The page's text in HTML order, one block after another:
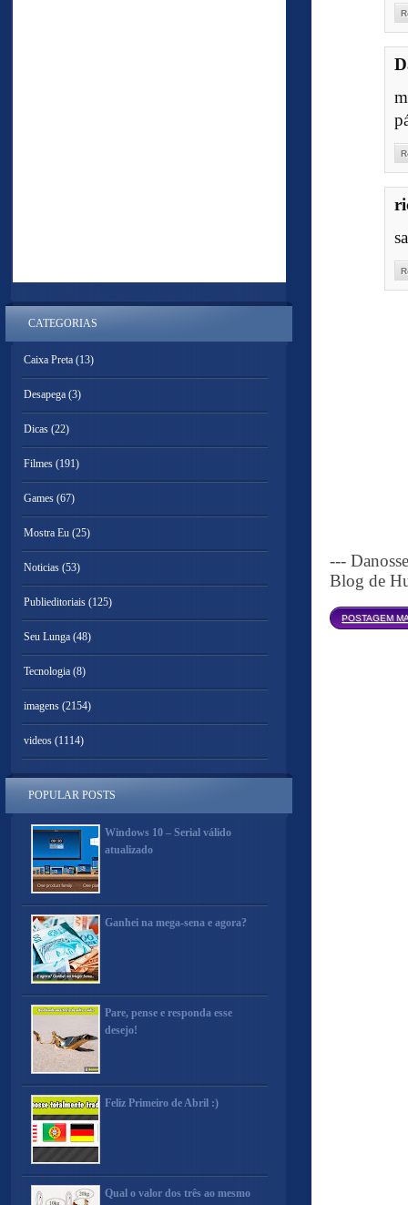
---
Blog de
POSTAGEM
CATEGORIAS
Caixa Preta (13)
Desapega (3)
Dicas (22)
Filmes (191)
Games (67)
Mostra Eu (25)
Noticias (53)
Publieditoriais (125)
Seu Lunga (48)
Tecnologia (8)
imagens (2154)
videos (1114)
POPULAR POSTS
Windows 10 – Serial válido
atualizado
Ganhei na mega-sena e agora?
Pare, pense e responda esse
desejo!
Feliz Primeiro de Abril :)
Qual o valor dos três ao mesmo